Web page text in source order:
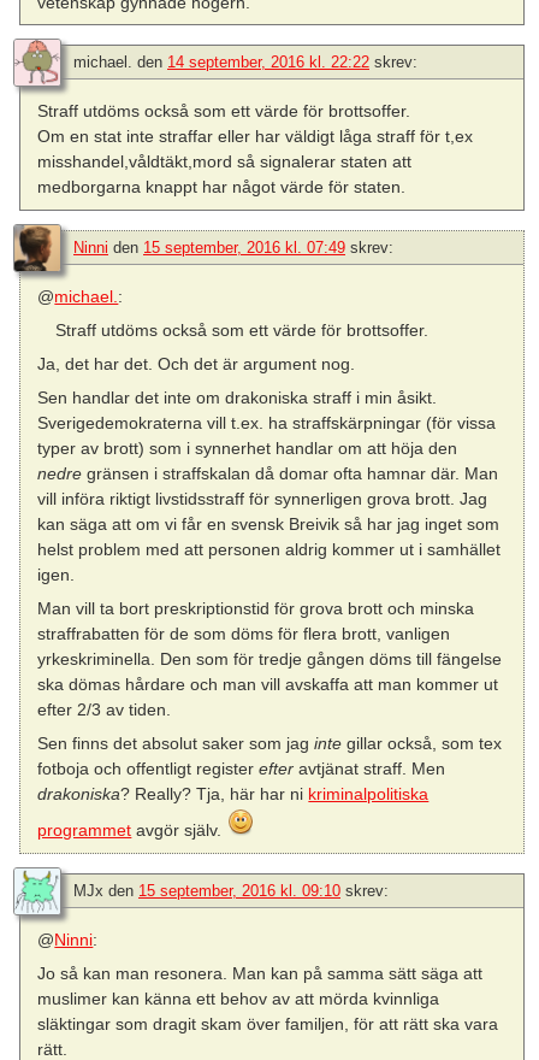
michael. den 14 september, 2016 kl. 22:22 skrev:
Straff utdöms också som ett värde för brottsoffer.
Om en stat inte straffar eller har väldigt låga straff för t,ex
misshandel,våldtäkt,mord så signalerar staten att
medborgarna knappt har något värde för staten.
Ninni den 15 september, 2016 kl. 07:49 skrev:
@michael. :
Straff utdöms också som ett värde för brottsoffer.
Ja, det har det. Och det är argument nog.
Sen handlar det inte om drakoniska straff i min åsikt.
Sverigedemokraterna vill t.ex. ha straffskärpningar (för vissa
typer av brott) som i synnerhet handlar om att höja den
nedre gränsen i straffskalan då domar ofta hamnar där. Man
vill införa riktigt livstidsstraff för synnerligen grova brott. Jag
kan säga att om vi får en svensk Breivik så har jag inget som
helst problem med att personen aldrig kommer ut i samhället
igen.
Man vill ta bort preskriptionstid för grova brott och minska
straffrabatten för de som döms för flera brott, vanligen
yrkeskriminella. Den som för tredje gången döms till fängelse
ska dömas hårdare och man vill avskaffa att man kommer ut
efter 2/3 av tiden.
Sen finns det absolut saker som jaginte gillar också, som tex
fotboja och offentligt registerefter avtjänat straff. Men
drakoniska? Really? Tja, här har ni kriminalpolitiska
programmet avgör själv.
MJx den 15 september, 2016 kl. 09:10 skrev:
@Ninni:
Jo så kan man resonera. Man kan på samma sätt säga att
muslimer kan känna ett behov av att mörda kvinnliga
släktingar som dragit skam över familjen, för att rätt ska vara
rätt.